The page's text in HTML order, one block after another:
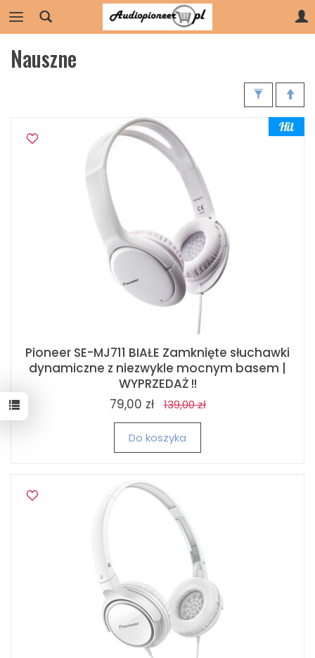
Nauszne
Pioneer SE-MJ711 BIAŁE Zamknięte słuchawki
dynamiczne z niezwykle mocnym basem |
WYPRZEDAŻ !!
79,00 zł
139,00 zł
Do koszyka